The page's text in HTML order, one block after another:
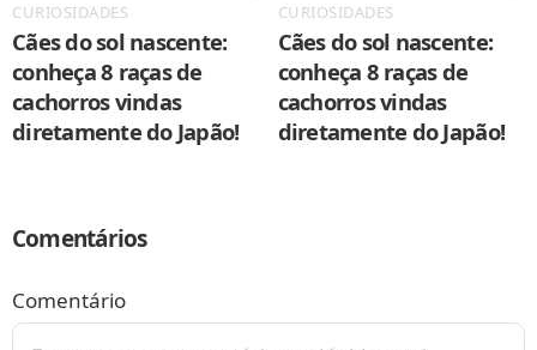
CURIOSIDADES
Cães do sol nascente:
conheça 8 raças de
cachorros vindas
diretamente do Japão!
CURIOSIDADES
Cães do sol nascente:
conheça 8 raças de
cachorros vindas
diretamente do Japão!
Comentários
Comentário